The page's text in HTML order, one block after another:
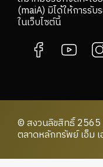
(maiA) มิได้ให้การรับ
ในเว็บไซต์นี้
© สงวนลิขสิทธิ์
ตลาดหลักทรัพย์ เอ็ม เ